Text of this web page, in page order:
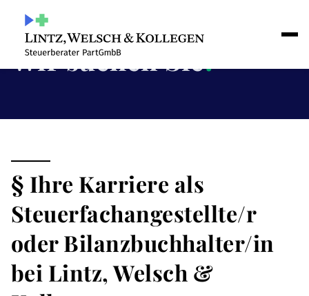
Wir suchen Sie!
§ Ihre Karriere als
Steuerfachangestellte/r
oder Bilanzbuchhalter/in
bei Lintz, Welsch &